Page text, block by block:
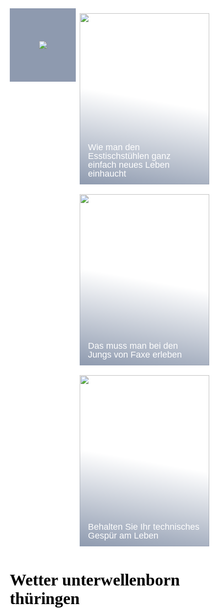
Wie man den
Esstischstühlen ganz
einfach neues Leben
einhaucht
Das muss man bei den
Jungs von Faxe erleben
Behalten Sie Ihr technisches
Gespür am Leben
Wetter unterwellenborn
thüringen